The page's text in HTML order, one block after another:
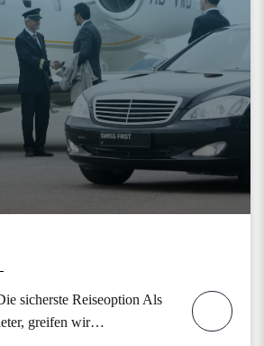
sicherste Reiseoption Als
greifen wir…